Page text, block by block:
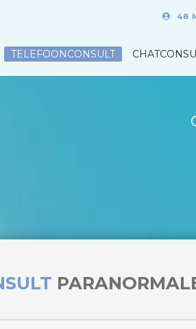
48
TELEFOONCONSULT